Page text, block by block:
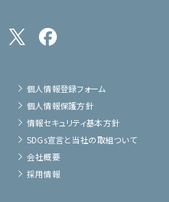
個人情報登録フォーム
個人情報保護方針
情報セキュリティ基本方針
SDGs宣言と当社の取組ついて
会社概要
採用情報